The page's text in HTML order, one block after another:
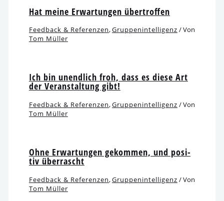
Hat mei­ne Erwartungen übertroffen
Feedback & Referenzen,Gruppenintelligenz / Von
Tom Müller
Ich bin unend­lich froh, dass es die­se Art
der Veranstaltung gibt!
Feedback & Referenzen,Gruppenintelligenz / Von
Tom Müller
Ohne Erwartungen gekom­men, und posi­
tiv überrascht
Feedback & Referenzen,Gruppenintelligenz / Von
Tom Müller